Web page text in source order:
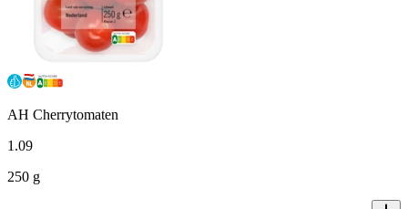
AH Cherrytomaten
1 .09
250 g